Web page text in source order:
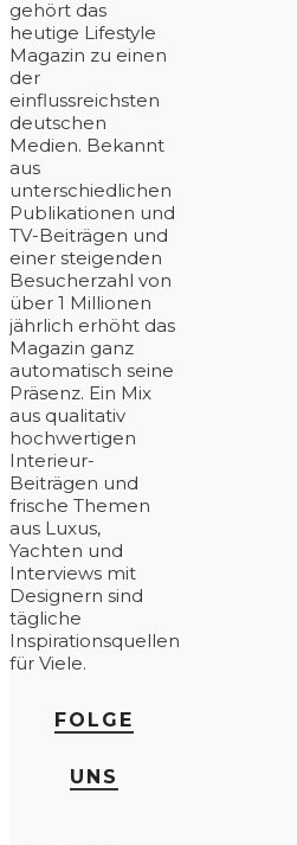
gehört das
heutige Lifestyle
Magazin zu einen
der
einflussreichsten
deutschen
Medien. Bekannt
aus
unterschiedlichen
Publikationen und
TV-Beiträgen und
einer steigenden
Besucherzahl von
über 1 Millionen
jährlich erhöht das
Magazin ganz
automatisch seine
Präsenz. Ein Mix
aus qualitativ
hochwertigen
Interieur-
Beiträgen und
frische Themen
aus Luxus,
Yachten und
Interviews mit
Designern sind
tägliche
Inspirationsquellen
für Viele.
FOLGE
UNS